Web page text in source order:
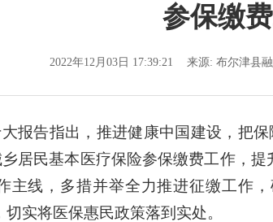
参保缴
2022年12月03日 17:39:21 来源:布尔津县
告指出，推进健康中国建设，把保
居民基本医疗保险参保缴费工作，
主线，多措并举全力推进征缴工作
切实将医保惠民政策落到实处。